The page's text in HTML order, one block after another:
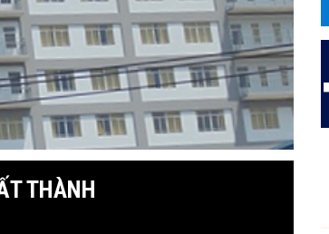
THÀNH